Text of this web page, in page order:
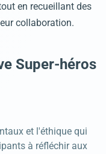
en recueillant des
collaboration.
Super-héros
et l'éthique qui
à réfléchir aux